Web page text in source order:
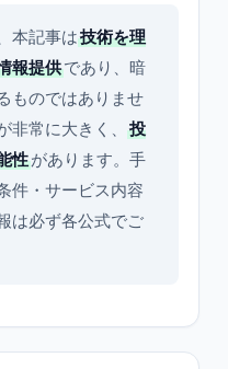
本記事は技術を理
報提供であり、暗
ものではありませ
非常に大きく、
投
性があります。手
件・サービス内容
は必ず各公式でご